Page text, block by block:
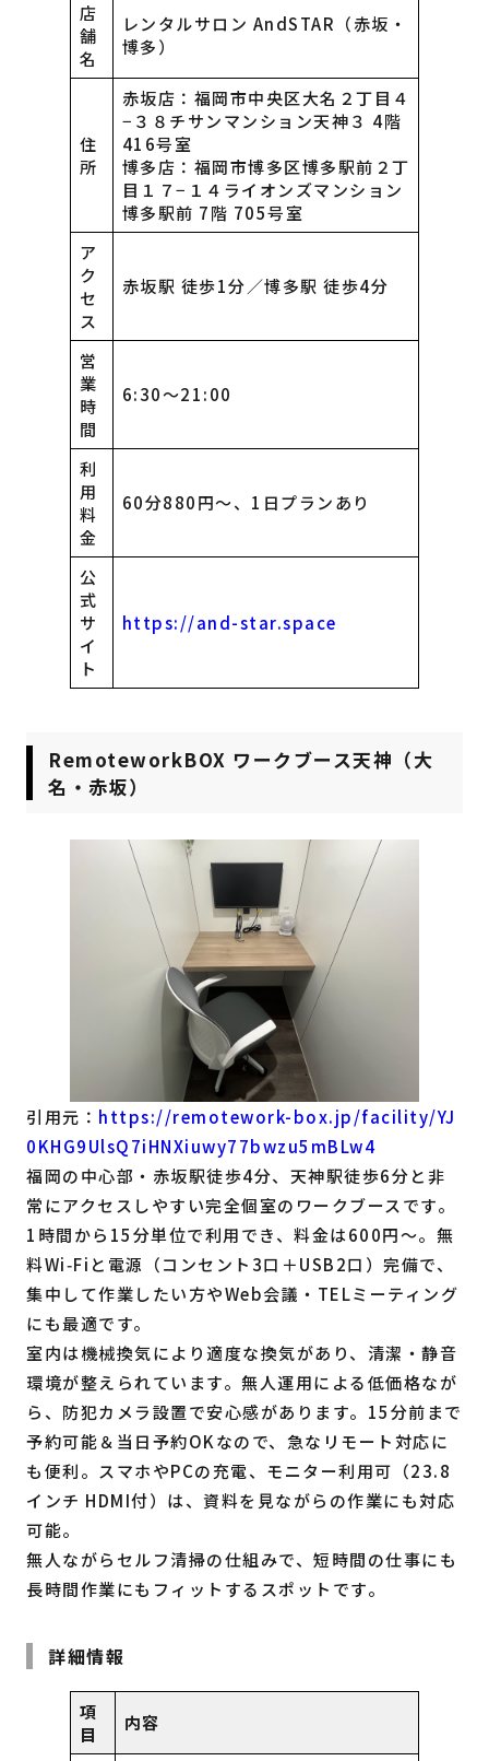
店
舗
名
レンタルサロン AndSTAR（赤坂・
博多）
住
所
赤坂店：福岡市中央区大名２丁目４
−３８チサンマンション天神３ 4階
416号室
博多店：福岡市博多区博多駅前２丁
目１７−１４ライオンズマンション
博多駅前 7階 705号室
ア
ク
セ
ス
赤坂駅 徒歩1分／博多駅 徒歩4分
営
業
時
間
6:30〜21:00
利
用
料
金
60分880円〜、1日プランあり
公
式
サ
イ
ト
https://and-star.space
RemoteworkBOX ワークブース天神（大
名・赤坂）
引用元： https://remotework-box.jp/facility/YJ
0KHG9UlsQ7iHNXiuwy77bwzu5mBLw4
福岡の中心部・赤坂駅徒歩4分、天神駅徒歩6分と非
常にアクセスしやすい完全個室のワークブースです。
1時間から15分単位で利用でき、料金は600円〜。無
料Wi‑Fiと電源（コンセント3口＋USB2口）完備で、
集中して作業したい方やWeb会議・TELミーティング
にも最適です。
室内は機械換気により適度な換気があり、清潔・静音
環境が整えられています。無人運用による低価格なが
ら、防犯カメラ設置で安心感があります。15分前まで
予約可能＆当日予約OKなので、急なリモート対応に
も便利。スマホやPCの充電、モニター利用可（23.8
インチ HDMI付）は、資料を見ながらの作業にも対応
可能。
無人ながらセルフ清掃の仕組みで、短時間の仕事にも
長時間作業にもフィットするスポットです。
詳細情報
項
目
内容